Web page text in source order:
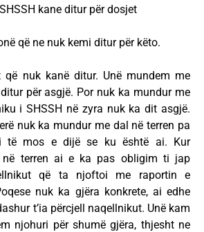
kane ditur për dosjet
që ne nuk kemi ditur për këto.
që nuk kanë ditur. Unë mundem me
për asgjë. Por nuk ka mundur me
i SHSSH në zyra nuk ka dit asgjë.
nuk ka mundur me dal në terren pa
të mos e dijë se ku është ai. Kur
në terren ai e ka pas obligim ti jap
që ta njoftoi me raportin e
nuk ka gjëra konkrete, ai edhe
t’ia përcjell naqellnikut. Unë kam
njohuri për shumë gjëra, thjesht ne